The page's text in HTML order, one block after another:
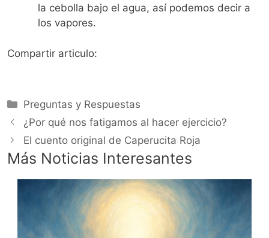
la cebolla bajo el agua, así podemos decir a
los vapores.
Compartir articulo:
Categorías
Preguntas y Respuestas
¿Por qué nos fatigamos al hacer ejercicio?
El cuento original de Caperucita Roja
Más Noticias Interesantes